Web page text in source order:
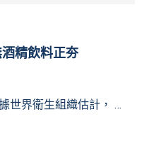
精飲料正夯
世界衛生組織估計， …